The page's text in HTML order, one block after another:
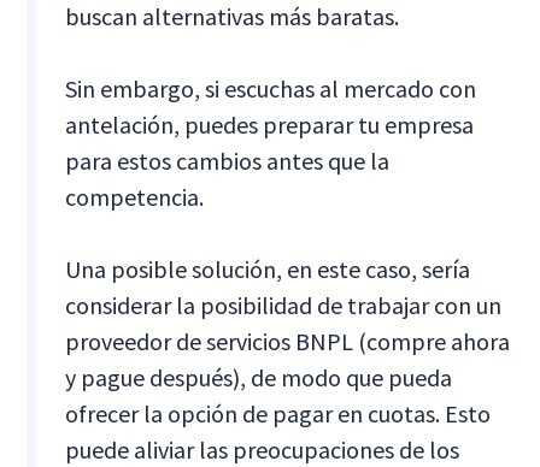
buscan alternativas más baratas.
Sin embargo, si escuchas al mercado con
antelación, puedes preparar tu empresa
para estos cambios antes que la
competencia.
Una posible solución, en este caso, sería
considerar la posibilidad de trabajar con un
proveedor de servicios BNPL (compre ahora
y pague después), de modo que pueda
ofrecer la opción de pagar en cuotas. Esto
puede aliviar las preocupaciones de los